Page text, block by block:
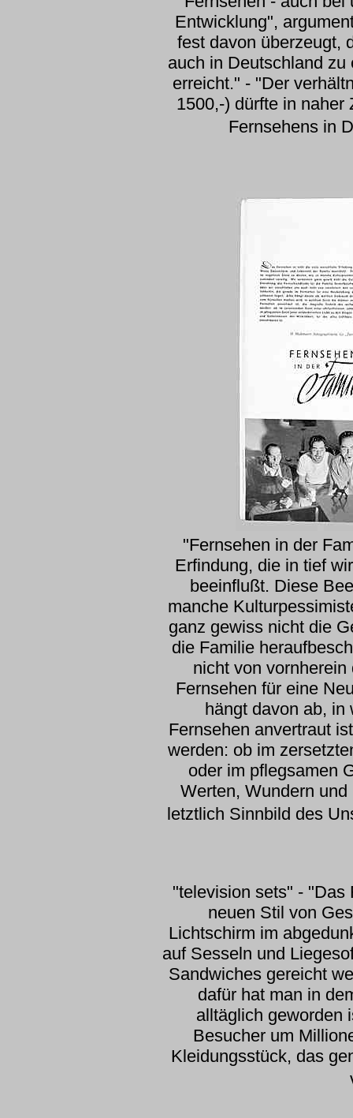
Entwicklung",
fest davon überzeugt,
auch in Deutschland
erreicht." - "Der
1500,-) dürfte in naher
Fernsehens in
"Fernsehen in der
Erfindung, die in tief
beeinflußt. Diese
manche
ganz gewiss nicht die
die Familie
nicht von
Fernsehen für eine
hängt davon ab, in
Fernsehen anvertraut
werden: ob im
oder im pflegsamen
Werten, Wundern
letztlich Sinnbild des
"television sets" - "Das
neuen Stil von
Lichtschirm im
auf Sesseln und
Sandwiches gereicht
dafür hat man in
alltäglich geworden
Besucher um
Kleidungsstück, das